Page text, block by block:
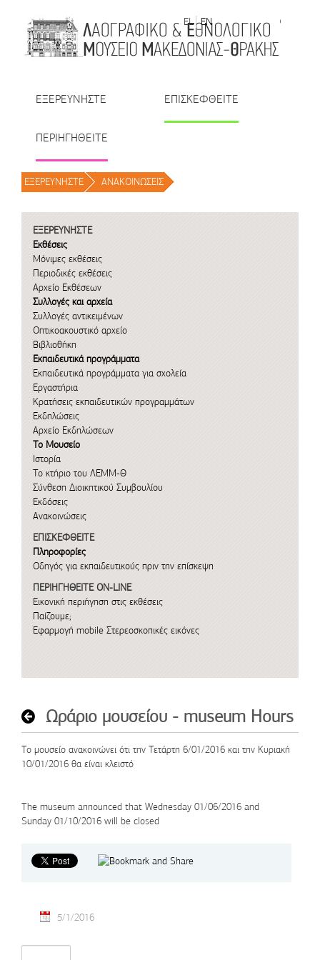
EL
EN | TR | BU | RO
ΕΞΕΡΕΥΝΗΣΤΕ ΕΠΙΣΚΕΦΘΕΙΤΕ
ΠΕΡΙΗΓΗΘΕΙΤΕ
ΕΞΕΡΕΥΝΗΣΤΕ / ΑΝΑΚΟΙΝΩΣΕΙΣ /
ΕΞΕΡΕΥΝΗΣΤΕ
Εκθέσεις
Μόνιμες εκθέσεις
Περιοδικές εκθέσεις
Αρχείο Εκθέσεων
Συλλογές και αρχεία
Συλλογές αντικειμένων
Οπτικοακουστικό αρχείο
Βιβλιοθήκη
Εκπαιδευτικά προγράμματα
Εκπαιδευτικά προγράμματα για σχολεία
Εργαστήρια
Κρατήσεις εκπαιδευτικών προγραμμάτων
Εκδηλώσεις
Αρχείο Εκδηλώσεων
Το Μουσείο
Ιστορία
Το κτήριο του ΛΕΜΜ-Θ
Σύνθεση Διοικητικού Συμβουλίου
Εκδόσεις
Ανακοινώσεις
ΕΠΙΣΚΕΦΘΕΙΤΕ
Πληροφορίες
Οδηγός για εκπαιδευτικούς πριν την επίσκεψη
ΠΕΡΙΗΓΗΘΕΙΤΕ ON-LINE
Εικονική περιήγηση στις εκθέσεις
Παίζουμε;
Εφαρμογή mobile Στερεοσκοπικές εικόνες
Ωράριο μουσείου - museum Hours
Το μουσείο ανακοινώνει ότι την Τετάρτη 6/01/2016 και την Κυριακή
10/01/2016 θα είναι κλειστό
The museum announced that Wednesday 01/06/2016 and
Sunday 01/10/2016 will be closed
5/1/2016